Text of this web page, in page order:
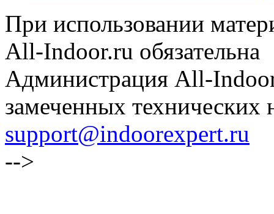
При использовании
All-Indoor.ru обязательна
Администрация All-
замеченных технических
support@indoorexpert.ru
-->